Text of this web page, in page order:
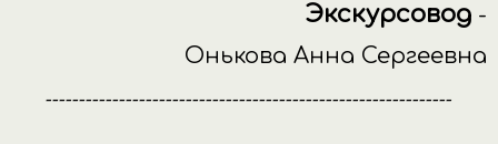
Экскурсовод -
Онькова Анна Сергеевна
-------------------------------------------------------------